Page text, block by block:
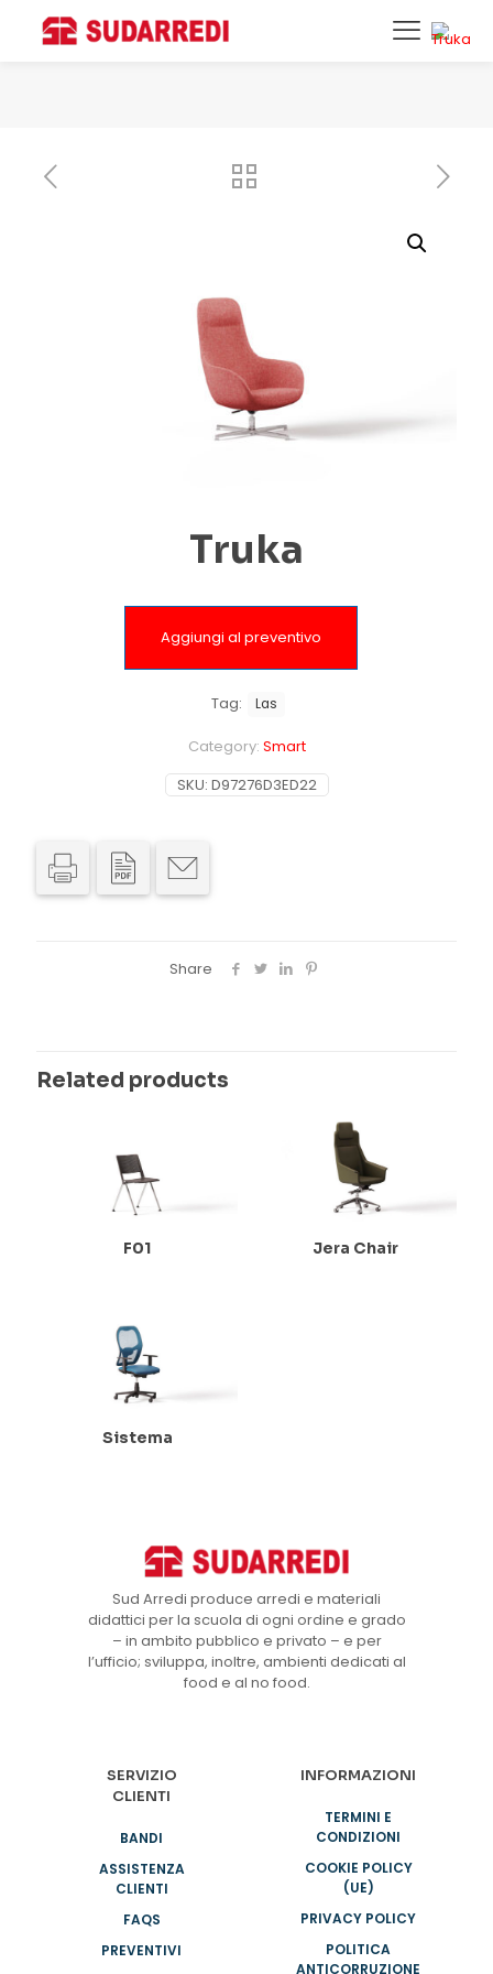
Truka
Aggiungi al preventivo
SKU: D97276D3ED22
Category: Smart
Tag: Las
Share
Related products
F01 Jera Chair
Sistema
Sud Arredi produce arredi e materiali
didattici per la scuola di ogni ordine e grado
– in ambito pubblico e privato – e per
l’ufficio; sviluppa, inoltre, ambienti dedicati al
food e al no food.
SERVIZIO
CLIENTI
BANDI
ASSISTENZA
CLIENTI
FAQS
PREVENTIVI
INFORMAZIONI
TERMINI E
CONDIZIONI
COOKIE POLICY
(UE)
PRIVACY POLICY
POLITICA
ANTICORRUZIONE